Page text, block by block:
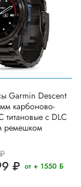
Garmin Descent
карбоново-
титановые с DLC
ремешком
₽ от + 1550 Б